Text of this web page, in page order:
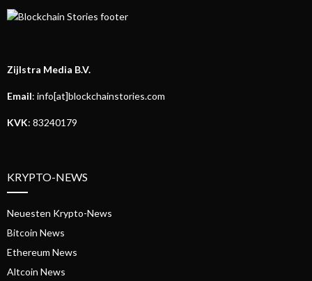
Zijlstra Media B.V.
Email: info[at]blockchainstories.com
KVK: 83240179
KRYPTO-NEWS
Neuesten Krypto-News
Bitcoin News
Ethereum News
Altcoin News